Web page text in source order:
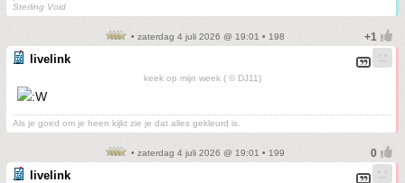
Sterling Void
• zaterdag 4 juli 2026 @ 19:01 • 198
livelink
keek op mijn week ( © DJ11)
Als je goed om je heen kijkt zie je dat alles gekleurd is.
• zaterdag 4 juli 2026 @ 19:01 • 199
livelink